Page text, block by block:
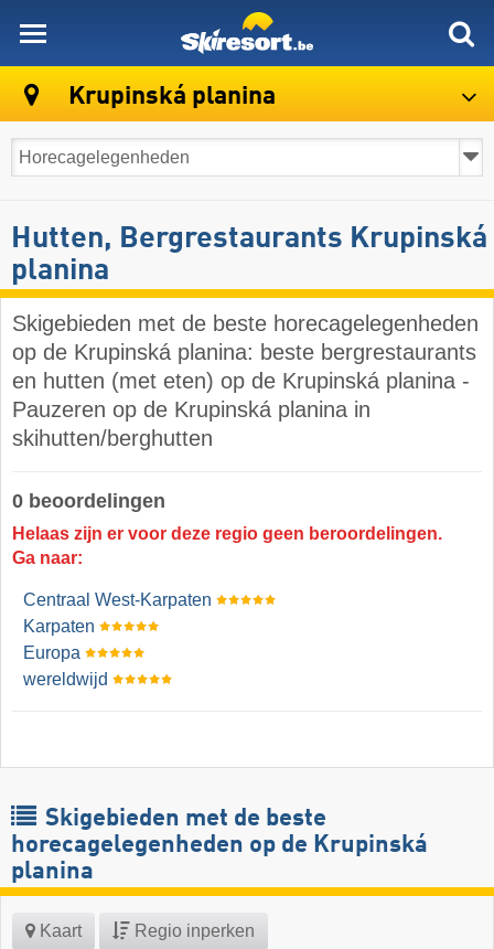
Krupinská planina
Hutten, Bergrestaurants Krupinská
planina
Skigebieden met de beste horecagelegenheden
op de Krupinská planina: beste bergrestaurants
en hutten (met eten) op de Krupinská planina -
Pauzeren op de Krupinská planina in
skihutten/berghutten
0 beoordelingen
Helaas zijn er voor deze regio geen beroordelingen.
Ga naar:
Centraal West-Karpaten
Karpaten
Europa
wereldwijd
Skigebieden met de beste
horecagelegenheden op de Krupinská
planina
Kaart Regio inperken